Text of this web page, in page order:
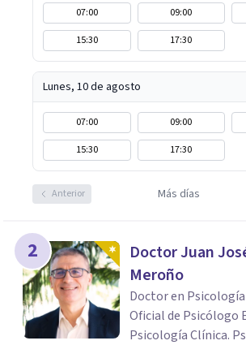
07:00 09:00
15:30
17:30
Lunes, 10 de agosto
07:00 09:00
15:30
17:30
Anterior Más días
2
Doctor Juan
Meroño
Doctor en
Oficial de Psicólogo
Psicología Clínica.